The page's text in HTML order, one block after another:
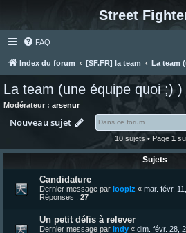
Street
FAQ
Index du forum [SF.FR] la team La team
La team (une équipe quoi ;) )
Modérateur : arsenur
Nouveau sujet
10 sujets • Page 1
Sujets
Candidature
Dernier message par loopiz « mar. févr.
Réponses : 27
Un petit défis à relever
Dernier message par indy « dim. févr. 28,